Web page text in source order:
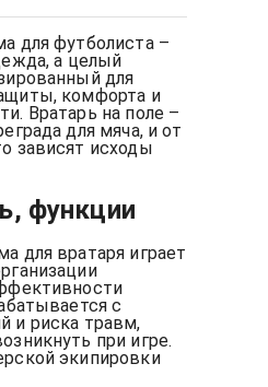
для футболиста –
а целый
для
комфорта и
Вратарь на поле –
для мяча, и от
зависят исходы
функции
для вратаря играет
с
и риска травм,
при игре.
экипировки